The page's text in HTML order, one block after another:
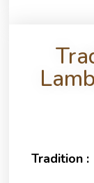
Tradition :